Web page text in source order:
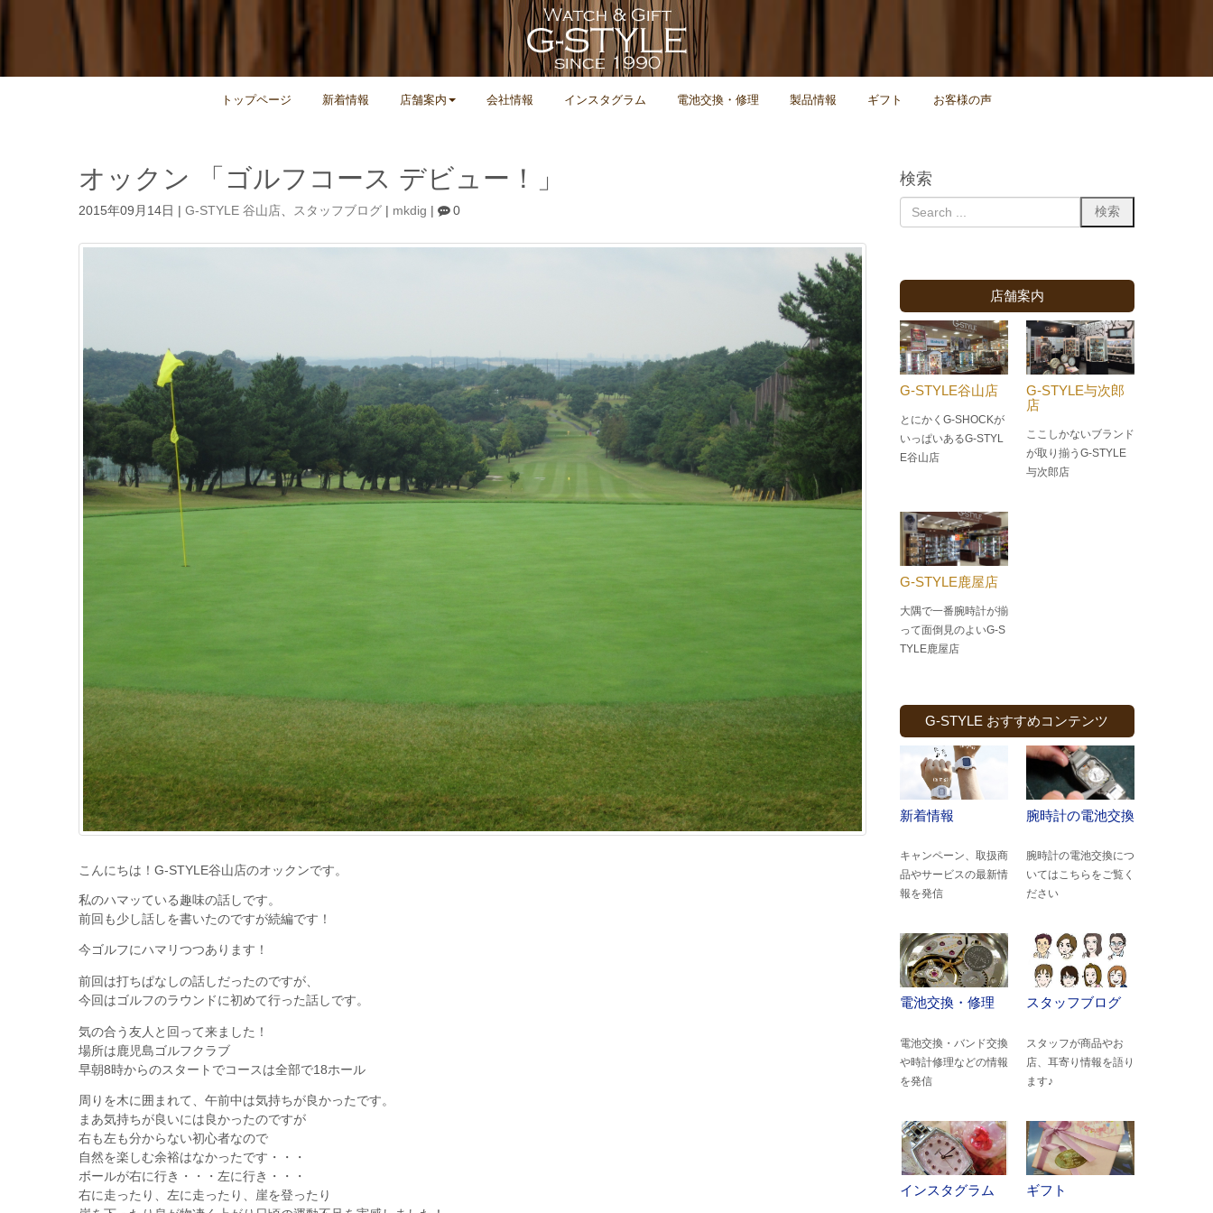
トップページ 新着情報 店舗案内 会社情報 インスタグラム 電池交換・修理 製品情報 ギフト お客様の声
オックン 「ゴルフコース デビュー！」
2015年09月14日 G-STYLE 谷山店、 スタッフブログ mkdig 0
こんにちは！G-STYLE谷山店のオックンです。
私のハマッている趣味の話しです。
前回も少し話しを書いたのですが続編です！
今ゴルフにハマリつつあります！
前回は打ちぱなしの話しだったのですが、
今回はゴルフのラウンドに初めて行った話しです。
気の合う友人と回って来ました！
場所は鹿児島ゴルフクラブ
早朝8時からのスタートでコースは全部で18ホール
周りを木に囲まれて、午前中は気持ちが良かったです。
まあ気持ちが良いには良かったのですが
右も左も分からない初心者なので
自然を楽しむ余裕はなかったです・・・
ボールが右に行き・・・左に行き・・・
右に走ったり、左に走ったり、崖を登ったり
検索
店舗案内
G-STYLE谷山店
とにかくG-SHOCKが
いっぱいあるG-STYL
E谷山店
G-STYLE与次郎
店
ここしかないブランド
が取り揃うG-STYLE
与次郎店
G-STYLE鹿屋店
大隅で一番腕時計が揃
って面倒見のよいG-S
TYLE鹿屋店
G-STYLE おすすめコンテンツ
新着情報
キャンペーン、取扱商
品やサービスの最新情
報を発信
腕時計の電池交換
腕時計の電池交換につ
いてはこちらをご覧く
ださい
電池交換・修理
電池交換・バンド交換
や時計修理などの情報
を発信
スタッフブログ
スタッフが商品やお
店、耳寄り情報を語り
ます♪
インスタグラム ギフト